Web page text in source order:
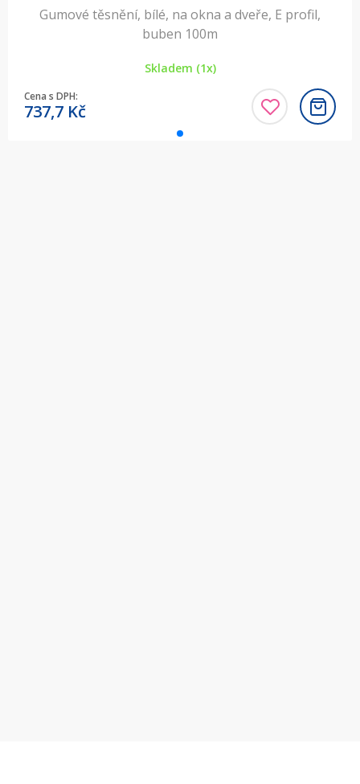
Gumové těsnění, bílé, na okna a dveře, E profil,
buben 100m
Skladem (1x)
Cena s DPH:
737,7 Kč